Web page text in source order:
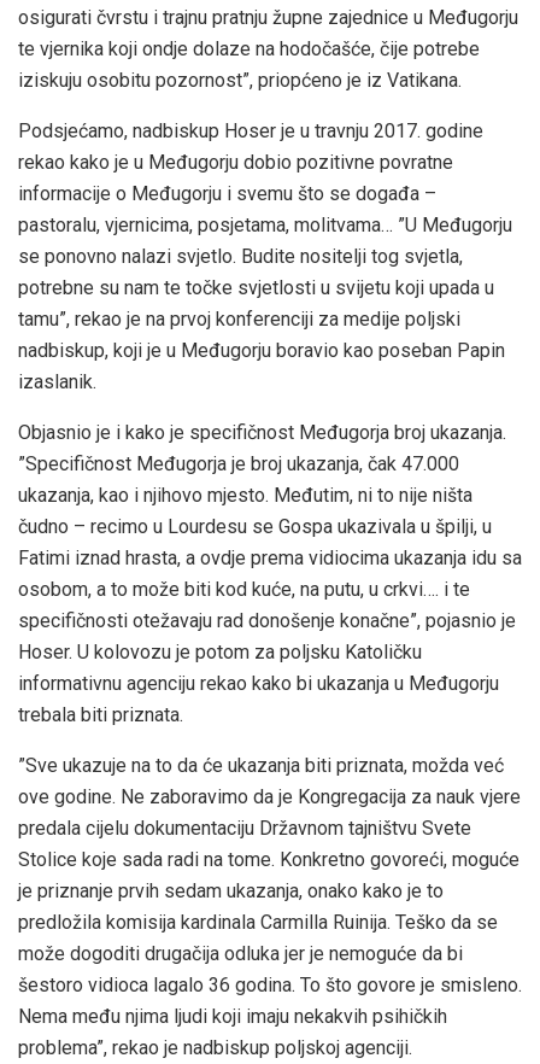
osigurati čvrstu i trajnu pratnju župne zajednice u Međugorju
te vjernika koji ondje dolaze na hodočašće, čije potrebe
iziskuju osobitu pozornost”, priopćeno je iz Vatikana.
Podsjećamo, nadbiskup Hoser je u travnju 2017. godine
rekao kako je u Međugorju dobio pozitivne povratne
informacije o Međugorju i svemu što se događa –
pastoralu, vjernicima, posjetama, molitvama… ”U Međugorju
se ponovno nalazi svjetlo. Budite nositelji tog svjetla,
potrebne su nam te točke svjetlosti u svijetu koji upada u
tamu”, rekao je na prvoj konferenciji za medije poljski
nadbiskup, koji je u Međugorju boravio kao poseban Papin
izaslanik.
Objasnio je i kako je specifičnost Međugorja broj ukazanja.
”Specifičnost Međugorja je broj ukazanja, čak 47.000
ukazanja, kao i njihovo mjesto. Međutim, ni to nije ništa
čudno – recimo u Lourdesu se Gospa ukazivala u špilji, u
Fatimi iznad hrasta, a ovdje prema vidiocima ukazanja idu sa
osobom, a to može biti kod kuće, na putu, u crkvi…. i te
specifičnosti otežavaju rad donošenje konačne”, pojasnio je
Hoser. U kolovozu je potom za poljsku Katoličku
informativnu agenciju rekao kako bi ukazanja u Međugorju
trebala biti priznata.
”Sve ukazuje na to da će ukazanja biti priznata, možda već
ove godine. Ne zaboravimo da je Kongregacija za nauk vjere
predala cijelu dokumentaciju Državnom tajništvu Svete
Stolice koje sada radi na tome. Konkretno govoreći, moguće
je priznanje prvih sedam ukazanja, onako kako je to
predložila komisija kardinala Carmilla Ruinija. Teško da se
može dogoditi drugačija odluka jer je nemoguće da bi
šestoro vidioca lagalo 36 godina. To što govore je smisleno.
Nema među njima ljudi koji imaju nekakvih psihičkih
problema”, rekao je nadbiskup poljskoj agenciji.